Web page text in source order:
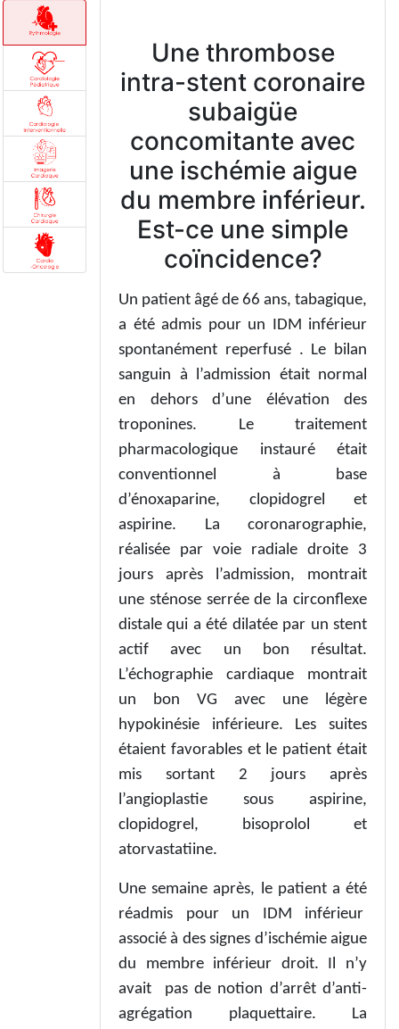
Une thrombose
intra-stent coronaire
subaigüe
concomitante avec
une ischémie aigue
du membre inférieur.
Est-ce une simple
coïncidence?
Un patient âgé de 66 ans, tabagique,
a été admis pour un IDM inférieur
spontanément reperfusé . Le bilan
sanguin à l’admission était normal
en dehors d’une élévation des
troponines. Le traitement
pharmacologique instauré était
conventionnel à base
d’énoxaparine, clopidogrel et
aspirine. La coronarographie,
réalisée par voie radiale droite 3
jours après l’admission, montrait
une sténose serrée de la circonflexe
distale qui a été dilatée par un stent
actif avec un bon résultat.
L’échographie cardiaque montrait
un bon VG avec une légère
hypokinésie inférieure. Les suites
étaient favorables et le patient était
mis sortant 2 jours après
l’angioplastie sous aspirine,
clopidogrel, bisoprolol et
atorvastatiine.
Une semaine après, le patient a été
réadmis pour un IDM inférieur
associé à des signes d’ischémie aigue
du membre inférieur droit. Il n’y
avait pas de notion d’arrêt d’anti-
agrégation plaquettaire. La